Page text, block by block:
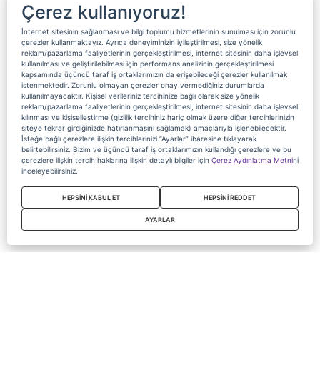
Çerez kullanıyoruz!
İnternet sitesinin sağlanması ve bilgi toplumu hizmetlerinin sunulması için zorunlu
çerezler kullanmaktayız. Ayrıca deneyiminizin iyileştirilmesi, size yönelik
reklam/pazarlama faaliyetlerinin gerçekleştirilmesi, internet sitesinin daha işlevsel
kullanılması ve geliştirilebilmesi için performans analizinin gerçekleştirilmesi
kapsamında üçüncü taraf iş ortaklarımızın da erişebileceği çerezler kullanılmak
istenmektedir. Zorunlu olmayan çerezler onay vermediğiniz durumlarda
kullanılmayacaktır. Kişisel verileriniz tercihinize bağlı olarak size yönelik
reklam/pazarlama faaliyetlerinin gerçekleştirilmesi, internet sitesinin daha işlevsel
kılınması ve kişiselleştirme (gizlilik tercihiniz hariç olmak üzere diğer tercihlerinizin
siteye tekrar girdiğinizde hatırlanmasını sağlamak) amaçlarıyla işlenebilecektir.
İsteğe bağlı çerezlere ilişkin tercihlerinizi “Ayarlar” ibaresine tıklayarak
belirtebilirsiniz. Bizim ve üçüncü taraf iş ortaklarımızın kullandığı çerezlere ve bu
çerezlere ilişkin tercih haklarına ilişkin detaylı bilgiler için Çerez Aydınlatma Metnini
inceleyebilirsiniz.
HEPSİNİ KABUL ET HEPSİNİ REDDET
AYARLAR